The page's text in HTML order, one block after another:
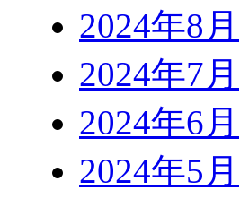
2024年8月
2024年7月
2024年6月
2024年5月